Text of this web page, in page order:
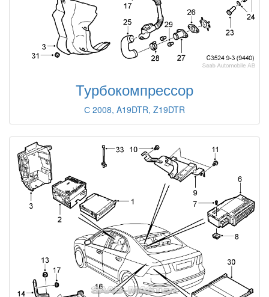
Турбокомпрессор
С 2008, A19DTR, Z19DTR